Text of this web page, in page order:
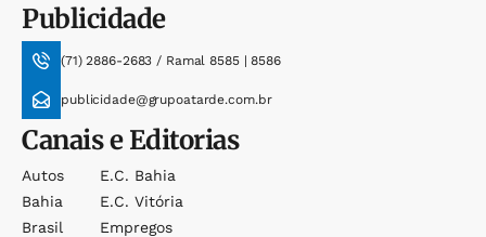
Publicidade
(71) 2886-2683 / Ramal 8585 | 8586
publicidade@grupoatarde.com.br
Canais e Editorias
Autos
Bahia
Brasil
E.c. Bahia
E.c. Vitória
Empregos